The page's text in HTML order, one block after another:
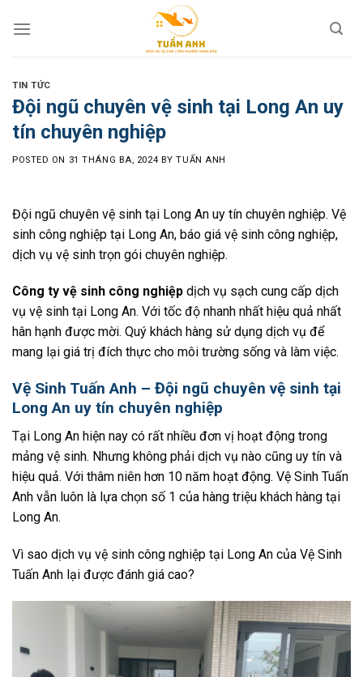
TIN TỨC
Đội ngũ chuyên vệ sinh tại Long An uy
tín chuyên nghiệp
POSTED ON 31 THÁNG BA, 2024 BYTUẤN ANH
Đội ngũ chuyên vệ sinh tại Long An uy tín chuyên nghiệp. Vệ
sinh công nghiệp tại Long An, báo giá vệ sinh công nghiệp,
dịch vụ vệ sinh trọn gói chuyên nghiệp.
Công ty vệ sinh công nghiệp dịch vụ sạch cung cấp dịch
vụ vệ sinh tại Long An. Với tốc độ nhanh nhất hiệu quả nhất
hân hạnh được mời. Quý khách hàng sử dụng dịch vụ để
mang lại giá trị đích thực cho môi trường sống và làm việc.
Vệ Sinh Tuấn Anh – Đội ngũ chuyên vệ sinh tại
Long An uy tín chuyên nghiệp
Tại Long An hiện nay có rất nhiều đơn vị hoạt động trong
mảng vệ sinh. Nhưng không phải dịch vụ nào cũng uy tín và
hiệu quả. Với thâm niên hơn 10 năm hoạt động. Vệ Sinh Tuấn
Anh vẫn luôn là lựa chọn số 1 của hàng triệu khách hàng tại
Long An.
Vì sao dịch vụ vệ sinh công nghiệp tại Long An của Vệ Sinh
Tuấn Anh lại được đánh giá cao?